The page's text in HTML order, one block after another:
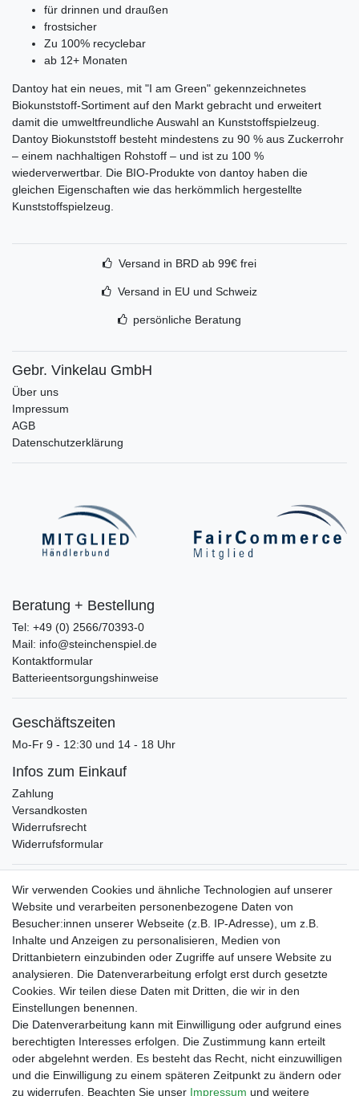
für drinnen und draußen
frostsicher
Zu 100% recyclebar
ab 12+ Monaten
Dantoy hat ein neues, mit "I am Green" gekennzeichnetes
Biokunststoff-Sortiment auf den Markt gebracht und erweitert
damit die umweltfreundliche Auswahl an Kunststoffspielzeug.
Dantoy Biokunststoff besteht mindestens zu 90 % aus Zuckerrohr
– einem nachhaltigen Rohstoff – und ist zu 100 %
wiederverwertbar. Die BIO-Produkte von dantoy haben die
gleichen Eigenschaften wie das herkömmlich hergestellte
Kunststoffspielzeug.
Versand in BRD ab 99€ frei
Versand in EU und Schweiz
persönliche Beratung
Gebr. Vinkelau GmbH
Über uns
Impressum
AGB
Datenschutzerklärung
Beratung + Bestellung
Tel: +49 (0) 2566/70393-0
Mail: info@steinchenspiel.de
Kontaktformular
Batterieentsorgungshinweise
Geschäftszeiten
Mo-Fr 9 - 12:30 und 14 - 18 Uhr
Infos zum Einkauf
Zahlung
Versandkosten
Widerrufsrecht
Widerrufsformular
Verpackungslizenz
bei der Landbell AG
Zahlungsarten
Vorabüberweisung
Rechnungskauf
Zahlung bei Abholung
PayPal (inkl. Kreditkarten)
Wir verwenden Cookies und ähnliche Technologien auf unserer
Website und verarbeiten personenbezogene Daten von
Besucher:innen unserer Webseite (z.B. IP-Adresse), um z.B.
Inhalte und Anzeigen zu personalisieren, Medien von
Drittanbietern einzubinden oder Zugriffe auf unsere Website zu
analysieren. Die Datenverarbeitung erfolgt erst durch gesetzte
Cookies. Wir teilen diese Daten mit Dritten, die wir in den
Einstellungen benennen.
Die Datenverarbeitung kann mit Einwilligung oder aufgrund eines
berechtigten Interesses erfolgen. Die Zustimmung kann erteilt
oder abgelehnt werden. Es besteht das Recht, nicht einzuwilligen
und die Einwilligung zu einem späteren Zeitpunkt zu ändern oder
zu widerrufen. Beachten Sie unser Impressum und weitere